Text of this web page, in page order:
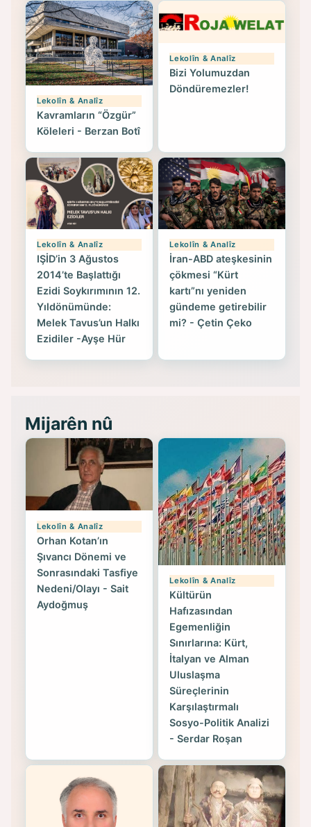
Lekolîn & Analîz
Kavramların “Özgür”
Köleleri - Berzan Botî
Lekolîn & Analîz
Bizi Yolumuzdan
Döndüremezler!
Lekolîn & Analîz
IŞİD’in 3 Ağustos
2014’te Başlattığı
Ezidi Soykırımının 12.
Yıldönümünde:
Melek Tavus’un Halkı
Ezidiler -Ayşe Hür
Lekolîn & Analîz
İran-ABD ateşkesinin
çökmesi “Kürt
kartı”nı yeniden
gündeme getirebilir
mi? - Çetin Çeko
Mijarên nû
Lekolîn & Analîz
Orhan Kotan’ın
Şıvancı Dönemi ve
Sonrasındaki Tasfiye
Nedeni/Olayı - Sait
Aydoğmuş
Lekolîn & Analîz
Kültürün
Hafızasından
Egemenliğin
Sınırlarına: Kürt,
İtalyan ve Alman
Uluslaşma
Süreçlerinin
Karşılaştırmalı
Sosyo-Politik Analizi
- Serdar Roşan